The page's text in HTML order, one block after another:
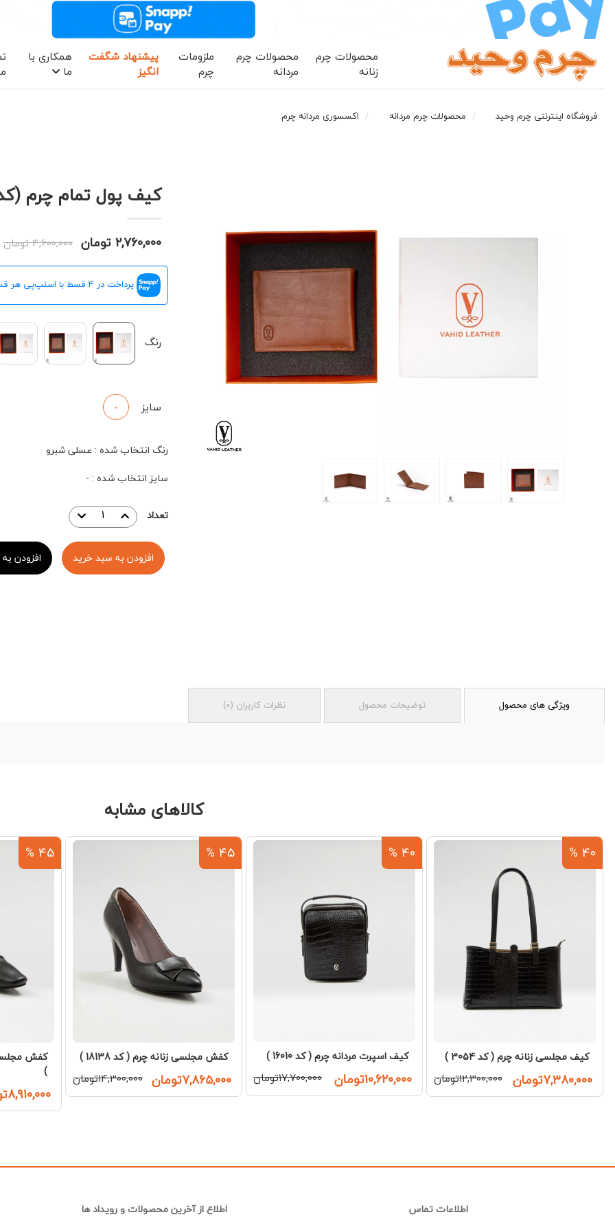
محصولات چرم
زنانه
محصولات چرم
مردانه
ملزومات
چرم
پیشنهاد شگفت
انگیز
همکاری با
ما
فروشگاه اینترنتی چرم وحید محصولات چرم مردانه اکسسوری مردانه چرم
کیف پول تمام چرم (کد
۲,۷۶۰,۰۰۰ تومان ۴,۶۰۰,۰۰۰ تومان
پرداخت در 4 قسط با اسنپ‌پی هر قسط
رنگ
سایز -
رنگ انتخاب شده : عسلی شبرو
سایز انتخاب شده :
-
تعداد
افزودن به سبد خرید افزودن
ویژگی های محصول توضیحات محصول نظرات کاربران (
0
)
کالاهای مشابه
40 %
کیف مجلسی زنانه چرم ( کد 3054 )
۷,۳۸۰,۰۰۰تومان ۱۲,۳۰۰,۰۰۰تومان
40 %
کیف اسپرت مردانه چرم ( کد 16010 )
۱۰,۶۲۰,۰۰۰تومان ۱۷,۷۰۰,۰۰۰تومان
45 %
کفش مجلسی زنانه چرم ( کد 18138 )
۷,۸۶۵,۰۰۰تومان ۱۴,۳۰۰,۰۰۰تومان
45 %
)
۸,۹۱۰,۰۰۰تومان
اطلاعات تماس اطلاع از آخرین محصولات و رویداد ها